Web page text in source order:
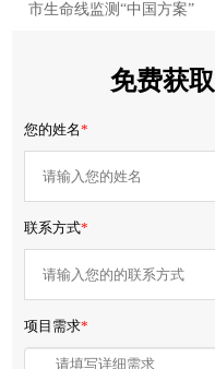
市生命线监测“中国方案”
免费获
您的姓名*
联系方式*
项目需求*